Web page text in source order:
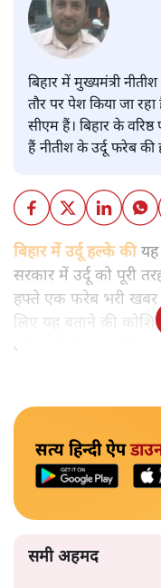
बिहार में मुख्यमंत्री
तौर पर पेश किया जा
सीएम हैं। बिहार के
हैं नीतीश के उर्दू फरेब की
बिहार में उर्दू हल्के कीयह
सरकार में उर्दू को पूरी
हफ्ते एक फरेब भरी
लिए यह बताने की
अधिकारियों को उर्दू
सत्य हिन्दी ऐप
समी अहमद